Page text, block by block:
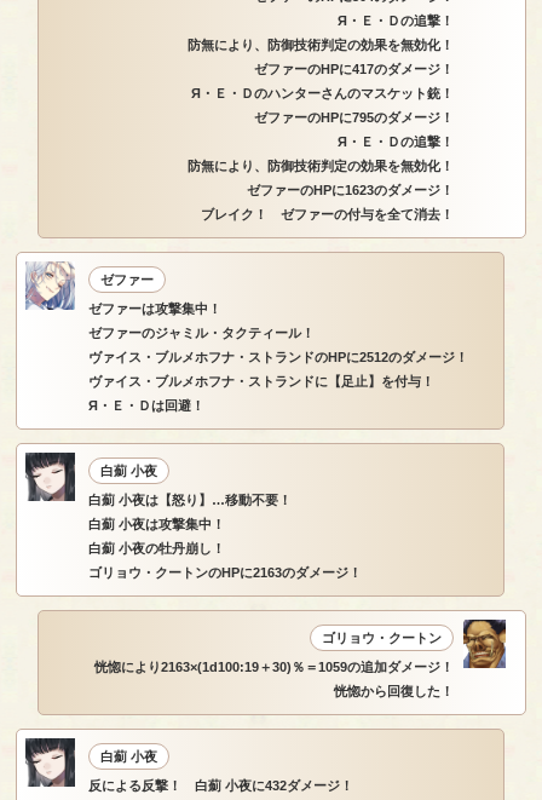
Я・Ｅ・Ｄの追撃！
防無により、防御技術判定の効果を無効化！
ゼファーのHPに417のダメージ！
Я・Ｅ・Ｄのハンターさんのマスケット銃！
ゼファーのHPに795のダメージ！
Я・Ｅ・Ｄの追撃！
防無により、防御技術判定の効果を無効化！
ゼファーのHPに1623のダメージ！
ブレイク！ ゼファーの付与を全て消去！
ゼファー
ゼファーは攻撃集中！
ゼファーのジャミル・タクティール！
ヴァイス・ブルメホフナ・ストランドのHPに2512のダメージ！
ヴァイス・ブルメホフナ・ストランドに【足止】を付与！
Я・Ｅ・Ｄは回避！
白薊 小夜
白薊 小夜は【怒り】…移動不要！
白薊 小夜は攻撃集中！
白薊 小夜の牡丹崩し！
ゴリョウ・クートンのHPに2163のダメージ！
ゴリョウ・クートン
恍惚により2163×(1d100:19＋30)％＝1059の追加ダメージ！
恍惚から回復した！
白薊 小夜
反による反撃！ 白薊 小夜に432ダメージ！